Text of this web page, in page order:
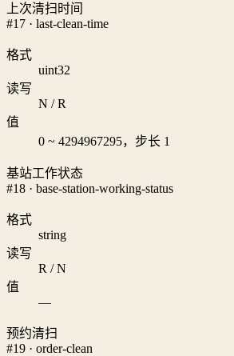
上次清扫时间
#17 · last-clean-time
格式
uint32
读写
N / R
值
0 ~ 4294967295，步长 1
基站工作状态
#18 · base-station-working-status
格式
string
读写
R / N
值
—
预约清扫
#19 · order-clean